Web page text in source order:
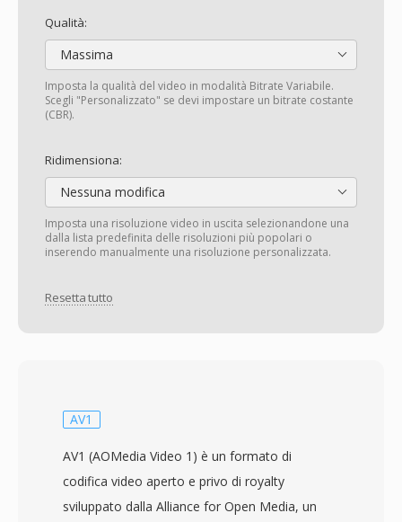
Qualità:
Massima
Imposta la qualità del video in modalità Bitrate Variabile.
Scegli "Personalizzato" se devi impostare un bitrate costante
(CBR).
Ridimensiona:
Nessuna modifica
Imposta una risoluzione video in uscita selezionandone una
dalla lista predefinita delle risoluzioni più popolari o
inserendo manualmente una risoluzione personalizzata.
Resetta tutto
AV1
AV1 (AOMedia Video 1) è un formato di
codifica video aperto e privo di royalty
sviluppato dalla Alliance for Open Media, un